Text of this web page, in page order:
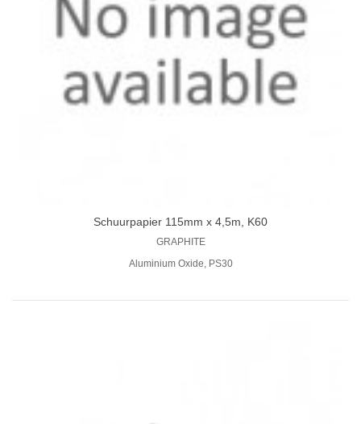
Schuurpapier 115mm x 4,5m, K60
GRAPHITE
Aluminium Oxide, PS30